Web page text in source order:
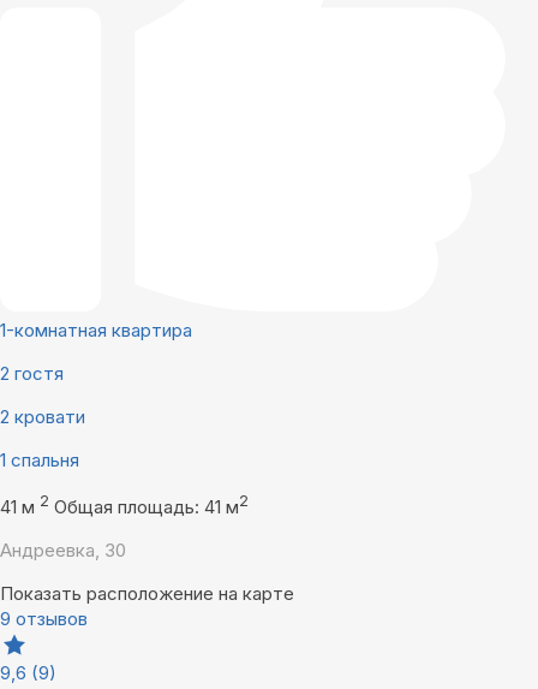
1-комнатная квартира
2 гостя
2 кровати
1 спальня
41 м 2 Общая площадь: 41 м2
Андреевка, 30
Показать расположение на карте
9 отзывов
9,6 (9)